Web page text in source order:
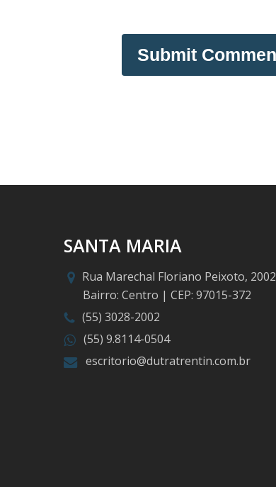
SANTA MARIA
Rua Marechal Floriano Peixoto, 2002
Bairro: Centro | CEP: 97015-372
(55) 3028-2002
(55) 9.8114-0504
escritorio@dutratrentin.com.br